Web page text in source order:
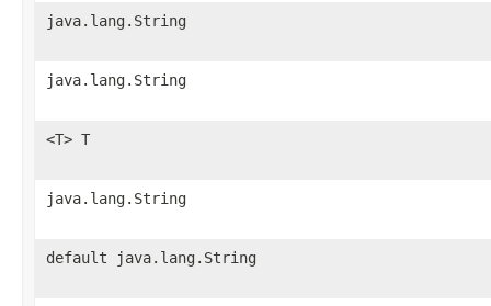
java.lang.String
java.lang.String
<T> T
java.lang.String
default java.lang.String